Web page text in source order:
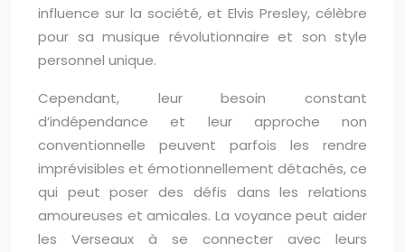
influence sur la société, et Elvis Presley, célèbre
pour sa musique révolutionnaire et son style
personnel unique.
Cependant, leur besoin constant
d’indépendance et leur approche non
conventionnelle peuvent parfois les rendre
imprévisibles et émotionnellement détachés, ce
qui peut poser des défis dans les relations
amoureuses et amicales. La voyance peut aider
les Verseaux à se connecter avec leurs